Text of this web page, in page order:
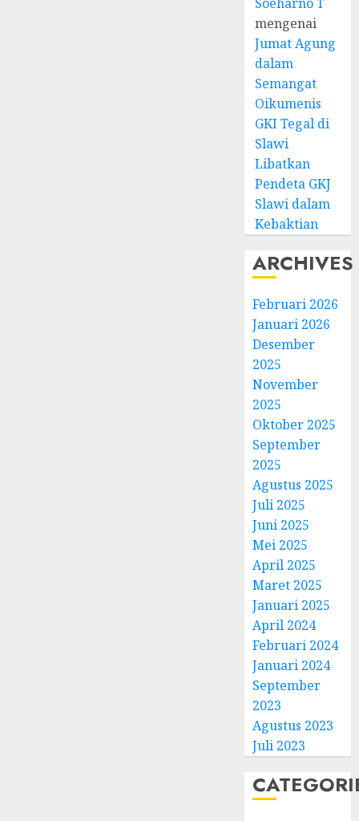
mengenai
Jumat Agung
dalam
Semangat
Oikumenis
GKI Tegal di
Slawi
Libatkan
Pendeta GKJ
Slawi dalam
Kebaktian
ARCHIVES
Februari 2026
Januari 2026
Desember
2025
November
2025
Oktober 2025
September
2025
Agustus 2025
Juli 2025
Juni 2025
Mei 2025
April 2025
Maret 2025
Januari 2025
April 2024
Februari 2024
Januari 2024
September
2023
Agustus 2023
Juli 2023
3
Natal
BKSG
Tegal
di
11, 2026
4
Samuel
Adi
dan